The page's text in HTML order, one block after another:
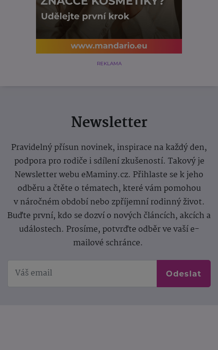
REKLAMA
Newsletter
Pravidelný přísun novinek, inspirace na každý den,
podpora pro rodiče i sdílení zkušeností. Takový je
Newsletter webu eMaminy.cz. Přihlaste se k jeho
odběru a čtěte o tématech, které vám pomohou
v náročném období nebo zpříjemní rodinný život.
Buďte první, kdo se dozví o nových článcích, akcích a
událostech. Prosíme, potvrďte odběr ve vaší e-
mailové schránce.
Odeslat